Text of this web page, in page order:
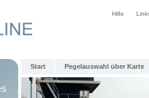
Hilfe
Start Pegelauswahl über Karte